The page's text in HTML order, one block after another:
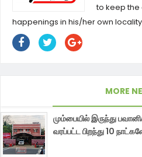
to keep the
happenings in his/her own
MORE
மும்பையில் இருந்து
வரப்பட்ட பிறந்து 10